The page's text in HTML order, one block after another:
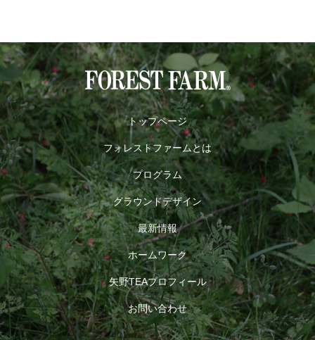
トップページ
フォレストファームとは
プログラム
グラウンドデザイン
最新情報
ホームワーク
矢野TEAプロフィール
お問い合わせ